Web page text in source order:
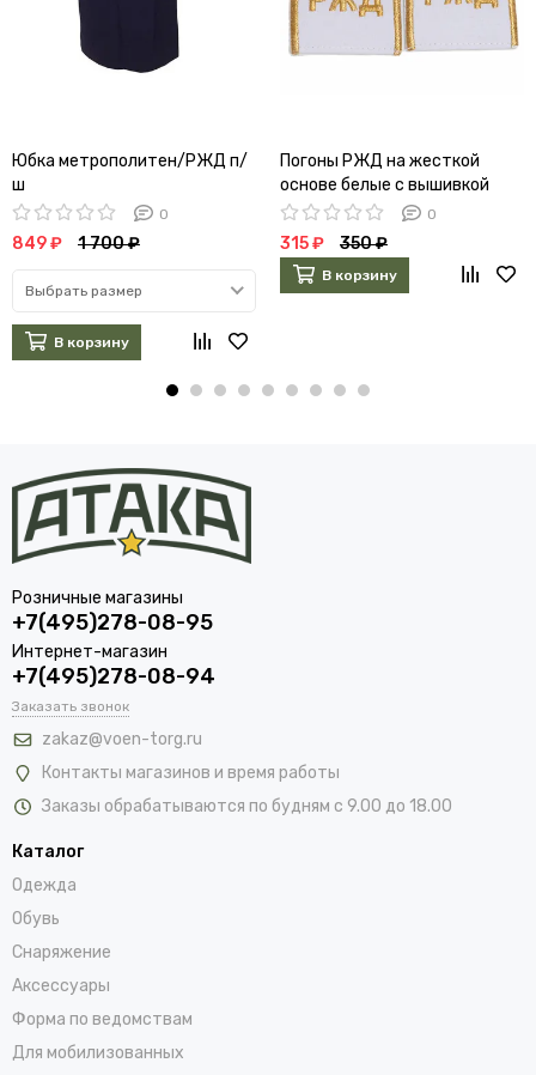
Юбка метрополитен/РЖД п/
ш
0
849 ₽ 1 700 ₽
Выбрать размер
В корзину
Погоны РЖД на жесткой
основе белые с вышивкой
0
315 ₽ 350 ₽
В корзину
Розничные магазины
+7(495)278-08-95
Интернет-магазин
+7(495)278-08-94
Заказать звонок
zakaz@voen-torg.ru
Контакты магазинов и время работы
Заказы обрабатываются по будням с 9.00 до 18.00
Каталог
Одежда
Обувь
Снаряжение
Аксессуары
Форма по ведомствам
Для мобилизованных